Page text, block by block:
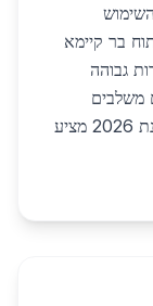
בר קיימא
גבוהה
משלבים
עיצוב מודרני עם חומרים חזקים. השוק בשנת 2026 מציע